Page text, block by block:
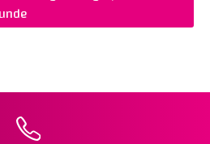
Warenkorb legen